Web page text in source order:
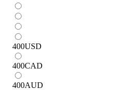
400USD
400CAD
400AUD